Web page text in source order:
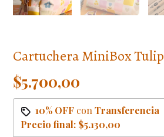
Cartuchera MiniBox Tulip
$5.700,00
10% OFF conTransferencia
Precio final: $5.130,00